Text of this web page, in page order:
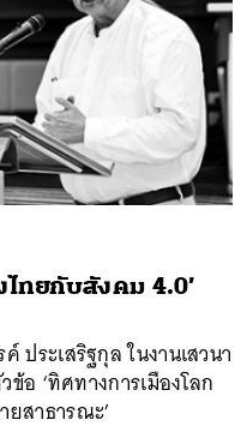
ไทยกับสังคม 4.0’
ประเสริฐกุล ในงานเสวนา
ข้อ ‘ทิศทางการเมืองโลก
ยสาธารณะ’
ค้นหา